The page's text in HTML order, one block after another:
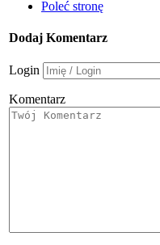
Poleć stronę
Dodaj Komentarz
Login
Komentarz